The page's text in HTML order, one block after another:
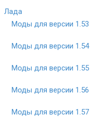
Лада
Моды для версии 1.53
Моды для версии 1.54
Моды для версии 1.55
Моды для версии 1.56
Моды для версии 1.57